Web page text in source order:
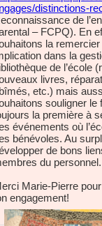
distinctions-
de
– FCPQ). En
la
dans la
de l’école
livres,
etc.) mais
souligner le
la première à
événements où
bénévoles. Au
de bons
du personnel.
Marie-Pierre
engagement!